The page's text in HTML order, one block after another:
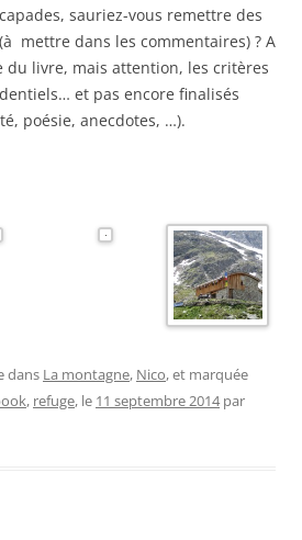
sauriez-vous remettre des
mettre dans les commentaires) ? A
du livre, mais attention, les critères
et pas encore finalisés
poésie, anecdotes, …).
dans La montagne, Nico, et marquée
, refuge, le 11 septembre 2014 par